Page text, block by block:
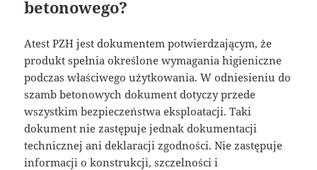
betonowego?
Atest PZH jest dokumentem potwierdzającym, że
produkt spełnia określone wymagania higieniczne
podczas właściwego użytkowania. W odniesieniu do
szamb betonowych dokument dotyczy przede
wszystkim bezpieczeństwa eksploatacji. Taki
dokument nie zastępuje jednak dokumentacji
technicznej ani deklaracji zgodności. Nie zastępuje
informacji o konstrukcji, szczelności i